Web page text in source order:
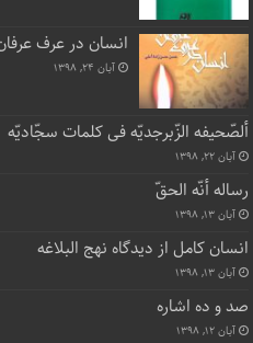
انسان در عرف
آبان ۲۴, ۱۳۹۸
ألصّحیفه الزّبرجدیّه فی کلمات سجّادیّه
آبان ۲۲, ۱۳۹۸
رساله أنّه الحقّ
آبان ۱۳, ۱۳۹۸
انسان کامل از دیدگاه نهج البلاغه
آبان ۱۳, ۱۳۹۸
صد و ده اشاره
آبان ۱۲, ۱۳۹۸